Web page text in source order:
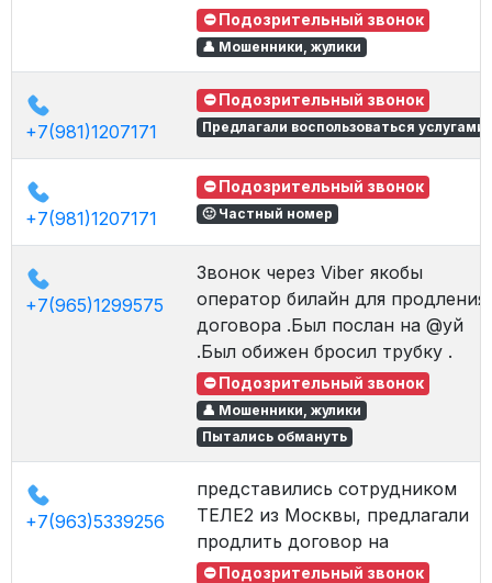
⛔ Подозрительный звонок
👤 Мошенники, жулики
+7(981)1207171
⛔ Подозрительный звонок
Предлагали воспользоваться услугами
+7(981)1207171
⛔ Подозрительный звонок
🙂 Частный номер
+7(965)1299575
Звонок через Viber якобы
оператор билайн для продления
договора .Был послан на @уй
.Был обижен бросил трубку .
⛔ Подозрительный звонок
👤 Мошенники, жулики
Пытались обмануть
+7(963)5339256
представились сотрудником
ТЕЛЕ2 из Москвы, предлагали
продлить договор на
⛔ Подозрительный звонок